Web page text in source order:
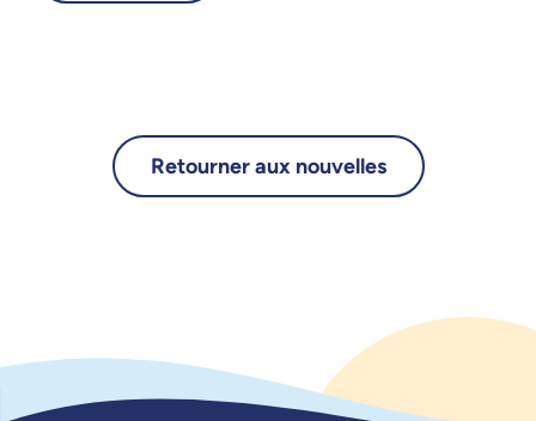
Retourner aux nouvelles